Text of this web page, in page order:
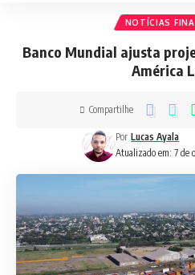
NOTÍCIAS
Banco Mundial ajusta
América
Atualizado em: 7 de
Por Lucas Ayala
Compartilhe